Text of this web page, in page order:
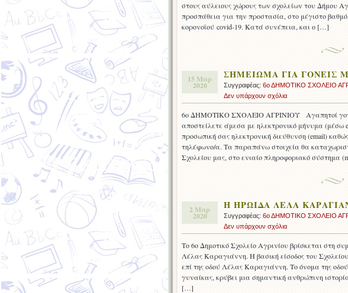
στους αύλειους χώρους των σχολείων του Δήμου
προσπάθεια για την προστασία, στο μέγιστο
κορονοϊού covid-19. Κατά συνέπεια, και ο […]
15 Μαρ
2020
ΣΗΜΕΙΩΜΑ ΓΙΑ ΓΟΝΕΙΣ
Συγγραφέας: 6ο ΔΗΜΟΤΙΚΟ ΣΧΟΛΕΙΟ
Δεν υπάρχουν σχόλια
6ο ΔΗΜΟΤΙΚΟ ΣΧΟΛΕΙΟ ΑΓΡΙΝΙΟΥ Αγαπητοί
αποστείλετε άμεσα με ηλεκτρονικό μήνυμα (μέσω
προσωπική σας ηλεκτρονική διεύθυνση (email)
τηλέφωνο/α. Τα παραπάνω στοιχεία θα
Σχολείου μας, στο ενιαίο πληροφοριακό σύστημα
2 Μαρ
2020
Η ΗΡΩΙΔΑ ΛΕΛΑ
Συγγραφέας: 6ο ΔΗΜΟΤΙΚΟ ΣΧΟΛΕΙΟ
Δεν υπάρχουν σχόλια
Το 6ο Δημοτικό Σχολείο Αγρινίου βρίσκεται στη
Λέλας Καραγιάννη. Η βασική είσοδος του Σχολείου
επί της οδού Λέλας Καραγιάννη. Το όνομα της
γυναίκας, κρύβει μια σημαντική ανθρώπινη
[…]